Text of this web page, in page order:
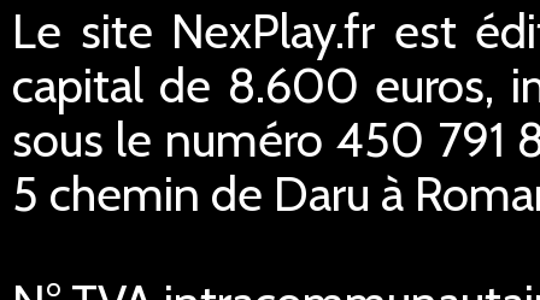
Le site NexPlay.fr est
capital de 8.600 euros,
sous le numéro 450 791
5 chemin de Daru à